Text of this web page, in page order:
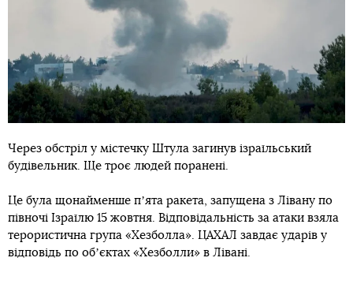
Через обстріл у містечку Штула загинув ізраїльський
будівельник. Ще троє людей поранені.
Це була щонайменше пʼята ракета, запущена з Лівану по
півночі Ізраїлю 15 жовтня. Відповідальність за атаки взяла
терористична група «Хезболла». ЦАХАЛ завдає ударів у
відповідь по обʼєктах «Хезболли» в Лівані.